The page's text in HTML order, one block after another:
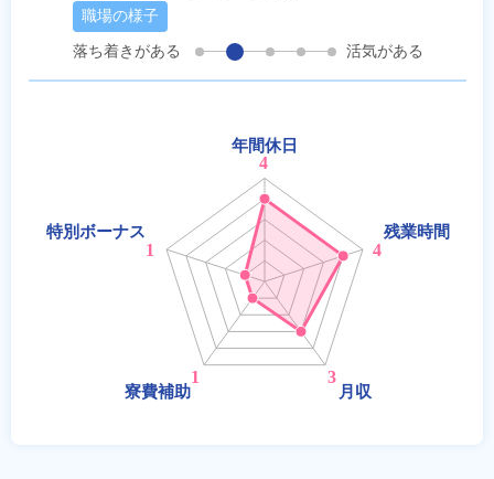
職場の様子
落ち着きがある
活気がある